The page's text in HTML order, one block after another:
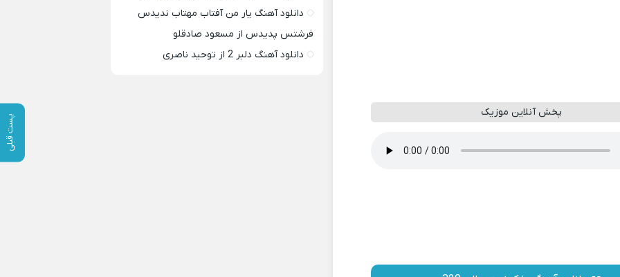
پست قبلی
پخش آنلاین موزیک
دانلود آهنگ یار من آفتاب مهتاب ندیدس
فرشتس پدیدس از مسعود صادقلو
دانلود آهنگ دلبر 2 از توحید ناصری